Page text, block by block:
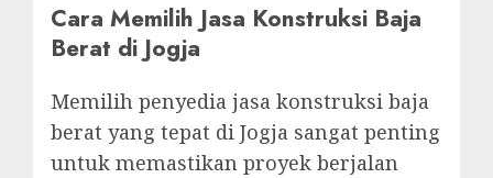
Cara Memilih Jasa Konstruksi Baja
Berat di Jogja
Memilih penyedia jasa konstruksi baja
berat yang tepat di Jogja sangat penting
untuk memastikan proyek berjalan